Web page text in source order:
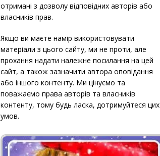
отримані з дозволу відповідних авторів або
власників прав.
Якщо ви маєте намір використовувати
матеріали з цього сайту, ми не проти, але
прохання надати належне посилання на цей
сайт, а також зазначити автора оповідання
або іншого контенту. Ми цінуємо та
поважаємо права авторів та власників
контенту, тому будь ласка, дотримуйтеся цих
умов.